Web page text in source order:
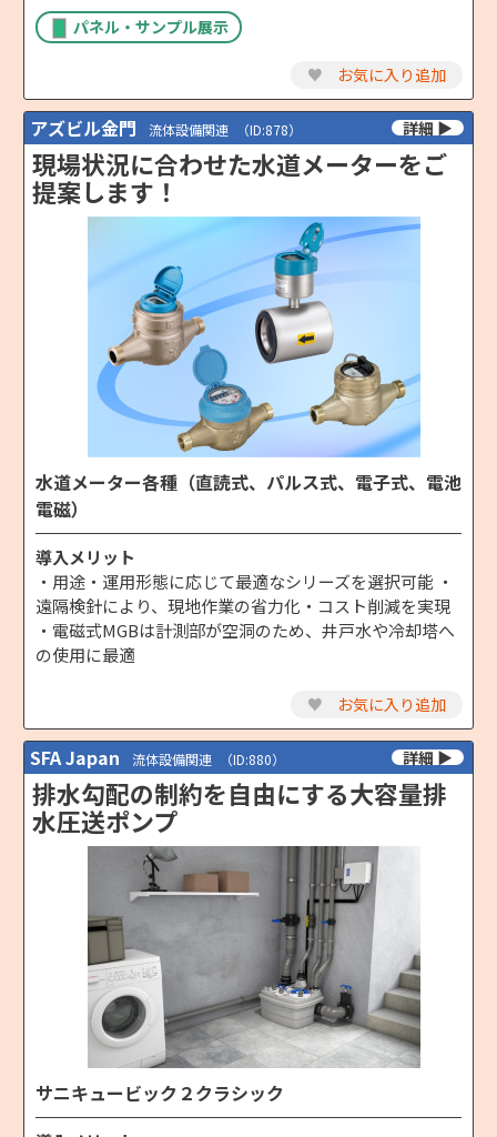
パネル・サンプル展示
♥ お気に入り追加
アズビル金門 流体設備関連 （ID:878）
現場状況に合わせた水道メーターをご
提案します！
水道メーター各種（直読式、パルス式、電子式、電池
電磁）
導入メリット
・用途・運用形態に応じて最適なシリーズを選択可能 ・
遠隔検針により、現地作業の省力化・コスト削減を実現
・電磁式MGBは計測部が空洞のため、井戸水や冷却塔へ
の使用に最適
♥ お気に入り追加
SFA Japan 流体設備関連 （ID:880）
排水勾配の制約を自由にする大容量排
水圧送ポンプ
サニキュービック２クラシック